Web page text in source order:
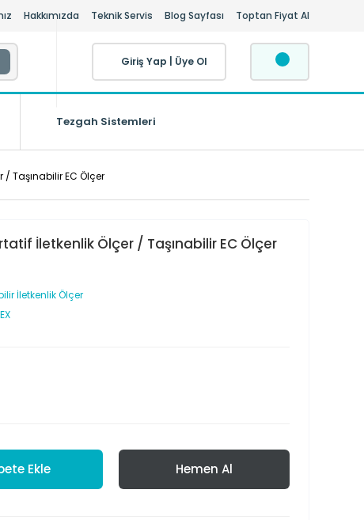
Hakkımızda Teknik Servis Blog Sayfası Toptan Fiyat Al
Giriş Yap Üye Ol
Tezgah Sistemleri
/ Taşınabilir EC Ölçer
İletkenlik Ölçer / Taşınabilir EC Ölçer
İletkenlik Ölçer
Ekle Hemen Al